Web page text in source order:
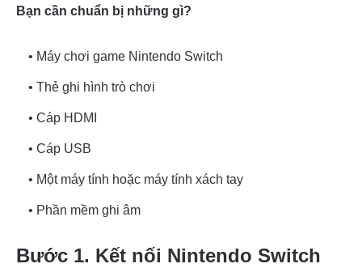
Bạn cần chuẩn bị những gì?
• Máy chơi game Nintendo Switch
• Thẻ ghi hình trò chơi
• Cáp HDMI
• Cáp USB
• Một máy tính hoặc máy tính xách tay
• Phần mềm ghi âm
Bước 1. Kết nối Nintendo Switch